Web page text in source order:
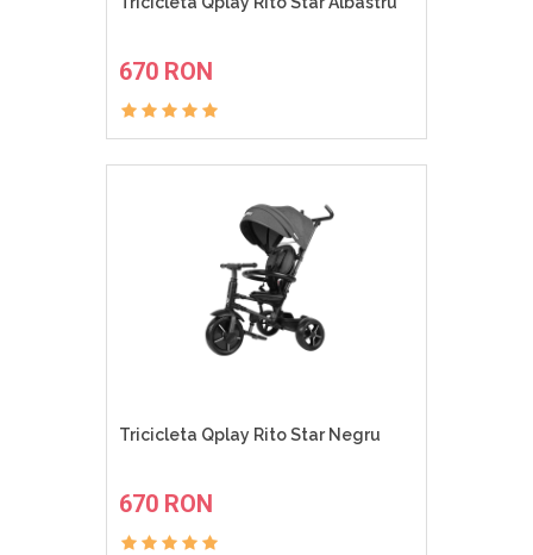
670 RON
Tricicleta Qplay Rito Star Negru
670 RON